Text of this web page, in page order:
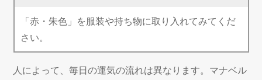
「赤・朱色」を服装や持ち物に取り入れてみてくだ
さい。
人によって、毎日の運気の流れは異なります。マナベル